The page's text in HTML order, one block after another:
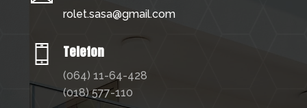
rolet.sasa@gmail.com
Telefon
(064) 11-64-428
(018) 577-110